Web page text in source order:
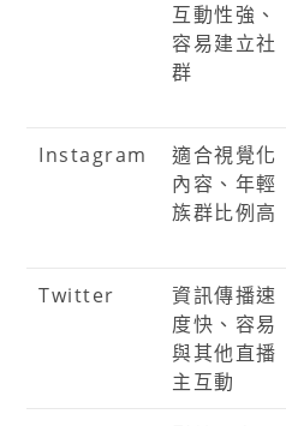
互動性強、
容易建立社
群
Instagram
適合視覺化
內容、年輕
族群比例高
Twitter
資訊傳播速
度快、容易
與其他直播
主互動